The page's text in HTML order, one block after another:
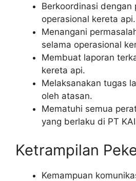
Berkoordinasi dengan
operasional kereta api.
Menangani
selama operasional
Membuat laporan
kereta api.
Melaksanakan tugas
oleh atasan.
Mematuhi semua
yang berlaku di PT
Ketrampilan
Kemampuan